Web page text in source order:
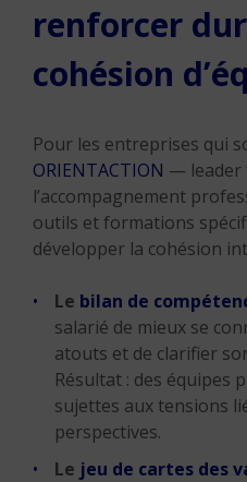
renforcer
cohésion
Pour les entreprises qui
ORIENTACTION — leader
l’accompagnement
outils et formations
développer la cohésion
Le bilan de
salarié de mieux se
atouts et de clarifier
Résultat : des équipes
sujettes aux tensions
perspectives.
Le jeu de cartes des